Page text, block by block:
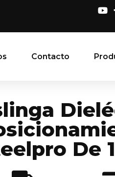
Contacto
De